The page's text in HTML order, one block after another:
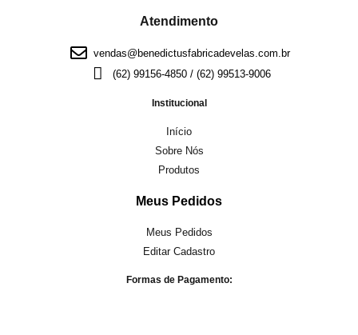
Atendimento
vendas@benedictusfabricadevelas.com.br
(62) 99156-4850 / (62) 99513-9006
Institucional
Início
Sobre Nós
Produtos
Meus Pedidos
Meus Pedidos
Editar Cadastro
Formas de Pagamento: